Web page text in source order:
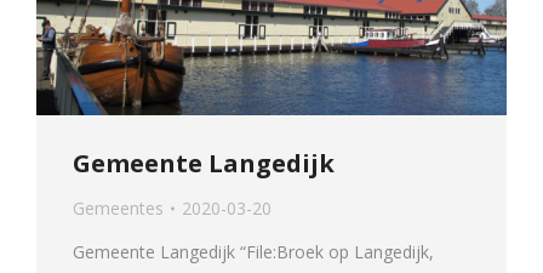
Gemeente Langedijk
Gemeentes
2020-03-20
Gemeente Langedijk “File:Broek op Langedijk,